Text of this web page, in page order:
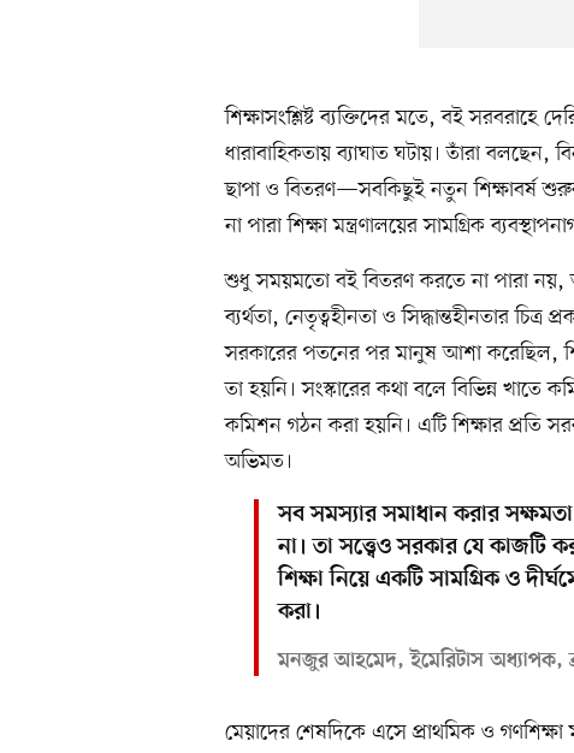
শিক্ষাসংশ্লিষ্ট ব্যক্তিদের মতে, বই সরবরাহে
ধারাবাহিকতায় ব্যাঘাত ঘটায়। তাঁরা
ছাপা ও বিতরণ—সবকিছুই নতুন শিক্ষাবর্ষ
না পারা শিক্ষা মন্ত্রণালয়ের সামগ্রিক
শুধু সময়মতো বই বিতরণ করতে না পারা নয়,
ব্যর্থতা, নেতৃত্বহীনতা ও সিদ্ধান্তহীনতার
সরকারের পতনের পর মানুষ আশা করেছিল,
তা হয়নি। সংস্কারের কথা বলে বিভিন্ন
কমিশন গঠন করা হয়নি। এটি শিক্ষার প্রতি
অভিমত।
সব সমস্যার সমাধান করার সক্ষমতা
না। তা সত্ত্বেও সরকার যে কাজটি
শিক্ষা নিয়ে একটি সামগ্রিক ও
করা।
মনজুর আহমেদ, ইমেরিটাস অধ্যাপক,
মেয়াদের শেষদিকে এসে প্রাথমিক ও গণশিক্ষা